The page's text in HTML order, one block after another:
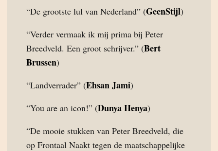
“De grootste lul van Nederland” (GeenStijl)
“Verder vermaak ik mij prima bij Peter
Breedveld. Een groot schrijver.” (Bert
Brussen)
“Landverrader” (Ehsan Jami)
“You are an icon!” (Dunya Henya)
“De mooie stukken van Peter Breedveld, die
op Frontaal Naakt tegen de maatschappelijke